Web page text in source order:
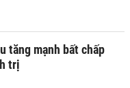
tăng mạnh bất chấp
trị